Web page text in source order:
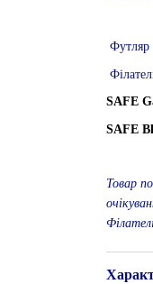
Футляр
SAFE
SAFE
Товар